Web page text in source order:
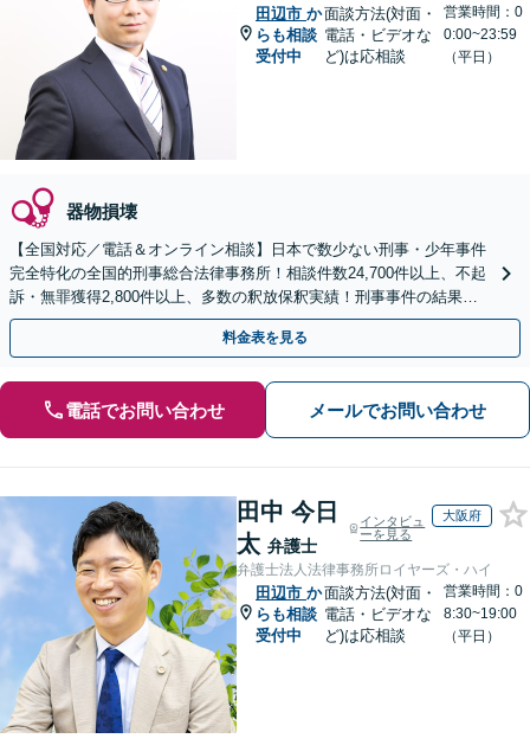
田辺市 か
らも相談
受付中
面談方法(対面・
電話・ビデオな
ど)は応相談
営業時間：0
0:00~23:59
（平日）
器物損壊
【全国対応／電話＆オンライン相談】日本で数少ない刑事・少年事件
完全特化の全国的刑事総合法律事務所！相談件数24,700件以上、不起
訴・無罪獲得2,800件以上、多数の釈放保釈実績！刑事事件の結果は
弁護士の腕次第で変わります【初回相談無料】
料金表を見る
電話でお問い合わせ メールでお問い合わせ
田中 今日
太 弁護士
インタビュ
ーを見る
大阪府
弁護士法人法律事務所ロイヤーズ・ハイ
田辺市 か
らも相談
受付中
面談方法(対面・
電話・ビデオな
ど)は応相談
営業時間：0
8:30~19:00
（平日）